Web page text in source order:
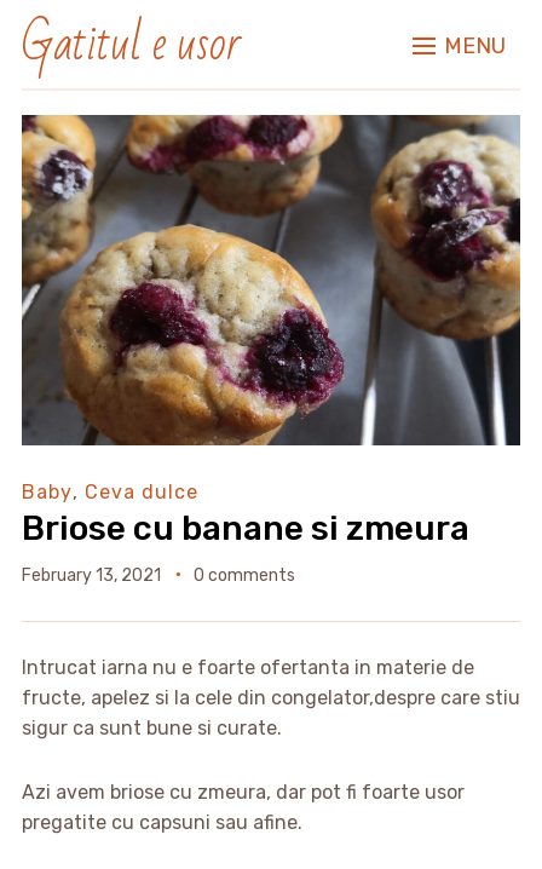
Gatitul e usor MENU
Baby, Ceva dulce
Briose cu banane si zmeura
February 13, 2021 0 comments
Intrucat iarna nu e foarte ofertanta in materie de
fructe, apelez si la cele din congelator,despre care stiu
sigur ca sunt bune si curate.
Azi avem briose cu zmeura, dar pot fi foarte usor
pregatite cu capsuni sau afine.